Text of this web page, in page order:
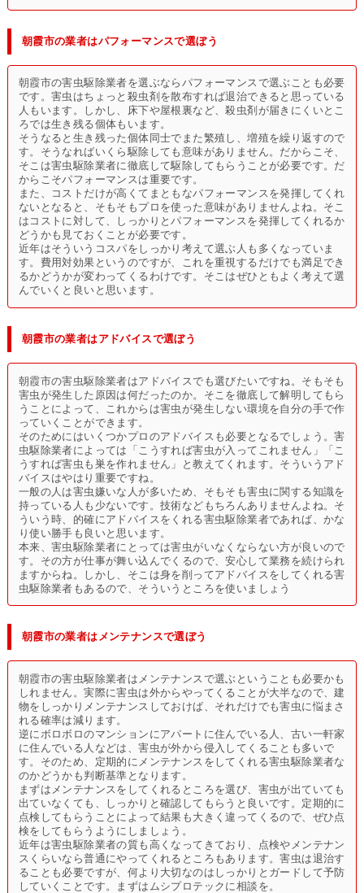
朝霞市の業者はパフォーマンスで選ぼう
朝霞市の害虫駆除業者を選ぶならパフォーマンスで選ぶことも必要
です。害虫はちょっと殺虫剤を散布すれば退治できると思っている
人もいます。しかし、床下や屋根裏など、殺虫剤が届きにくいとこ
ろでは生き残る個体もいます。
そうなると生き残った個体同士でまた繁殖し、増殖を繰り返すので
す。そうなればいくら駆除しても意味がありません。だからこそ、
そこは害虫駆除業者に徹底して駆除してもらうことが必要です。だ
からこそパフォーマンスは重要です。
また、コストだけが高くてまともなパフォーマンスを発揮してくれ
ないとなると、そもそもプロを使った意味がありませんよね。そこ
はコストに対して、しっかりとパフォーマンスを発揮してくれるか
どうかも見ておくことが必要です。
近年はそういうコスパをしっかり考えて選ぶ人も多くなっていま
す。費用対効果というのですが、これを重視するだけでも満足でき
るかどうかが変わってくるわけです。そこはぜひともよく考えて選
んでいくと良いと思います。
朝霞市の業者はアドバイスで選ぼう
朝霞市の害虫駆除業者はアドバイスでも選びたいですね。そもそも
害虫が発生した原因は何だったのか。そこを徹底して解明してもら
うことによって、これからは害虫が発生しない環境を自分の手で作
っていくことができます。
そのためにはいくつかプロのアドバイスも必要となるでしょう。害
虫駆除業者によっては「こうすれば害虫が入ってこれません」「こ
うすれば害虫も巣を作れません」と教えてくれます。そういうアド
バイスはやはり重要ですね。
一般の人は害虫嫌いな人が多いため、そもそも害虫に関する知識を
持っている人も少ないです。技術などもちろんありませんよね。そ
ういう時、的確にアドバイスをくれる害虫駆除業者であれば、かな
り使い勝手も良いと思います。
本来、害虫駆除業者にとっては害虫がいなくならない方が良いので
す。その方が仕事が舞い込んでくるので、安心して業務を続けられ
ますからね。しかし、そこは身を削ってアドバイスをしてくれる害
虫駆除業者もあるので、そういうところを使いましょう
朝霞市の業者はメンテナンスで選ぼう
朝霞市の害虫駆除業者はメンテナンスで選ぶということも必要かも
しれません。実際に害虫は外からやってくることが大半なので、建
物をしっかりメンテナンスしておけば、それだけでも害虫に悩まさ
れる確率は減ります。
逆にボロボロのマンションにアパートに住んでいる人、古い一軒家
に住んでいる人などは、害虫が外から侵入してくることも多いで
す。そのため、定期的にメンテナンスをしてくれる害虫駆除業者な
のかどうかも判断基準となります。
まずはメンテナンスをしてくれるところを選び、害虫が出ていても
出ていなくても、しっかりと確認してもらうと良いです。定期的に
点検してもらうことによって結果も大きく違ってくるので、ぜひ点
検をしてもらうようにしましょう。
近年は害虫駆除業者の質も高くなってきており、点検やメンテナン
スくらいなら普通にやってくれるところもあります。害虫は退治す
ることも必要ですが、何より大切なのはしっかりとガードして予防
していくことです。まずはムシプロテックに相談を。